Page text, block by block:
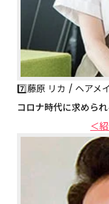
7️⃣藤原 リカ / ヘアメ
コロナ時代に求めら
＜